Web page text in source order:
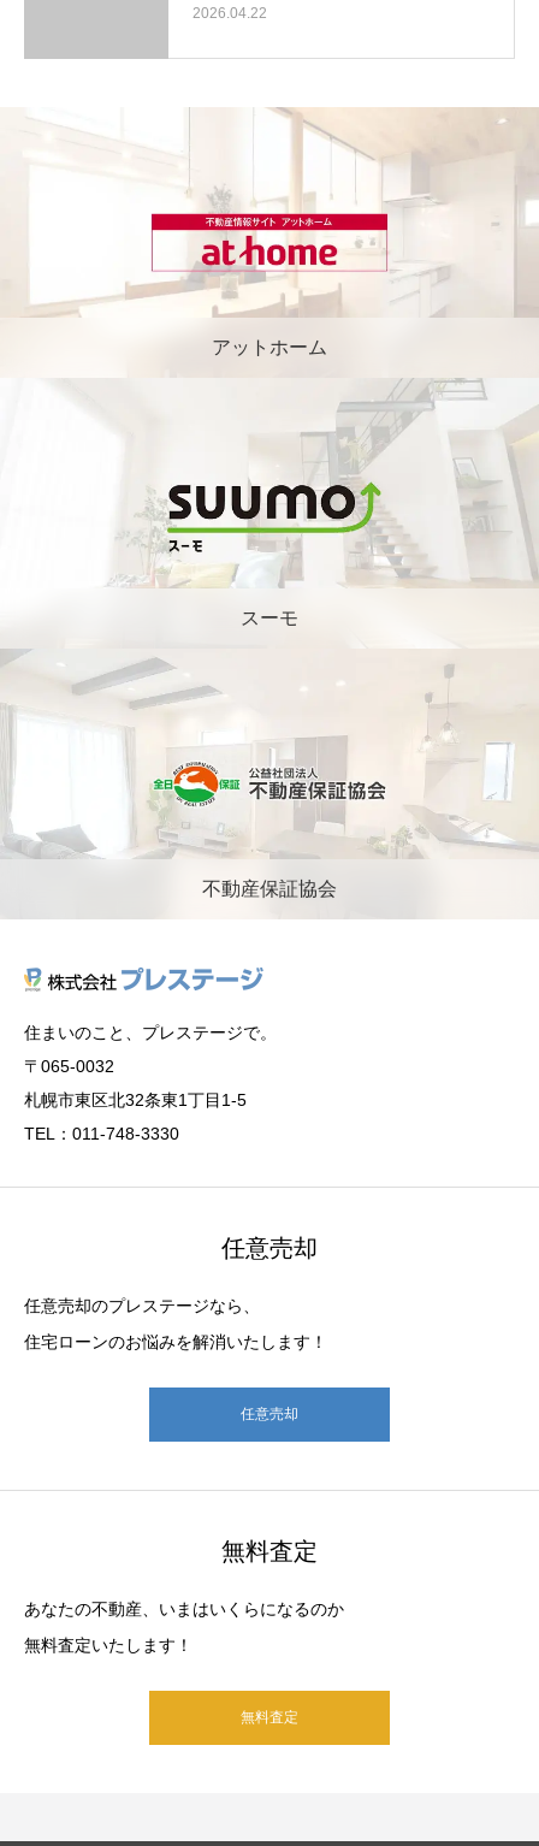
2026.04.22
アットホーム
スーモ
不動産保証協会
住まいのこと、プレステージで。
〒065-0032
札幌市東区北32条東1丁目1-5
TEL：011-748-3330
任意売却
任意売却のプレステージなら、
住宅ローンのお悩みを解消いたします！
任意売却
無料査定
あなたの不動産、いまはいくらになるのか
無料査定いたします！
無料査定